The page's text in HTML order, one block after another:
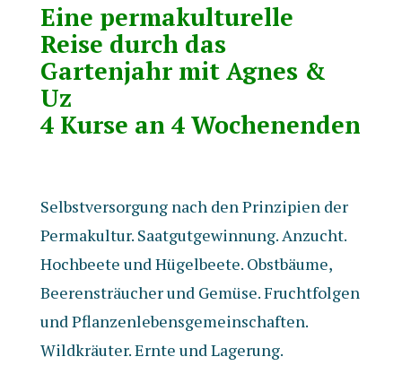
Eine permakulturelle
Reise durch das
Gartenjahr mit Agnes &
Uz
4 Kurse an 4 Wochenenden
Selbstversorgung nach den Prinzipien der
Permakultur. Saatgutgewinnung. Anzucht.
Hochbeete und Hügelbeete. Obstbäume,
Beerensträucher und Gemüse. Fruchtfolgen
und Pflanzenlebensgemeinschaften.
Wildkräuter. Ernte und Lagerung.